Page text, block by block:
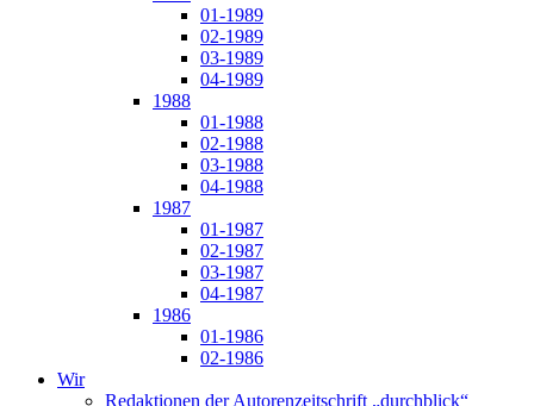
01-1989
02-1989
03-1989
04-1989
1988
01-1988
02-1988
03-1988
04-1988
1987
01-1987
02-1987
03-1987
04-1987
1986
01-1986
02-1986
Wir
Redaktionen der Autorenzeitschrift „durchblick“